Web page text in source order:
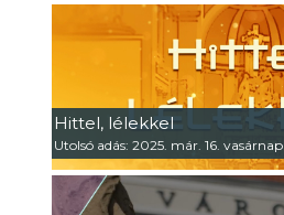
Hittel, lélekkel
Utolsó adás: 2025. már. 16. vasárnap